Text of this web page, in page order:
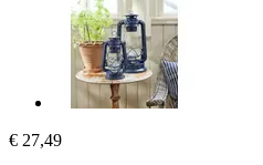
€ 27,49